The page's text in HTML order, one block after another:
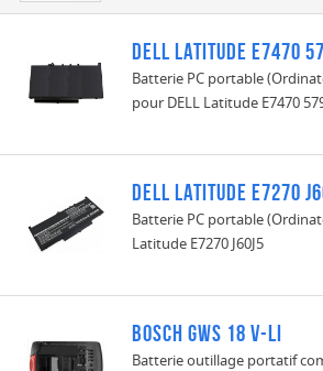
DELL Latitude E7470
Batterie PC portable
pour DELL Latitude E7470
DELL Latitude E7270
Batterie PC portable
Latitude E7270 J60J5
Bosch GWS 18 V-LI
Batterie outillage portatif